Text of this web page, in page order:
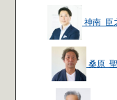
神南 臣
桑原